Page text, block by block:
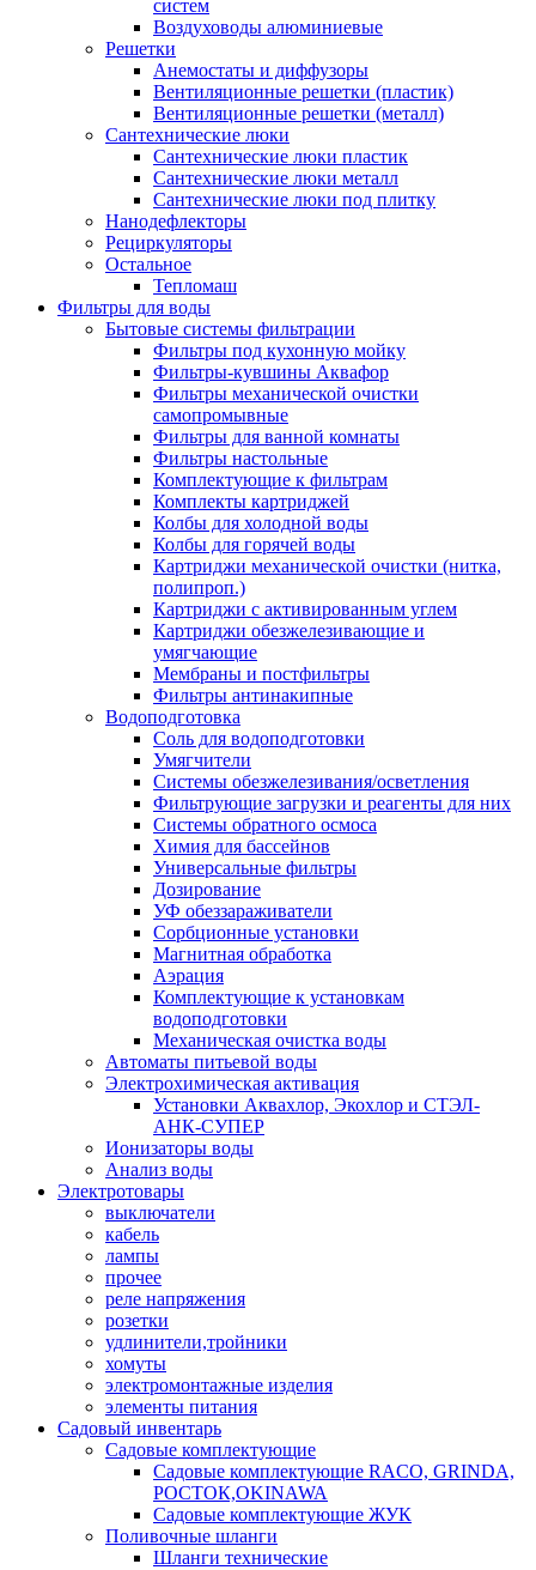
систем
Воздуховоды алюминиевые
Решетки
Анемостаты и диффузоры
Вентиляционные решетки (пластик)
Вентиляционные решетки (металл)
Сантехнические люки
Сантехнические люки пластик
Сантехнические люки металл
Сантехнические люки под плитку
Нанодефлекторы
Рециркуляторы
Остальное
Тепломаш
Фильтры для воды
Бытовые системы фильтрации
Фильтры под кухонную мойку
Фильтры-кувшины Аквафор
Фильтры механической очистки
самопромывные
Фильтры для ванной комнаты
Фильтры настольные
Комплектующие к фильтрам
Комплекты картриджей
Колбы для холодной воды
Колбы для горячей воды
Картриджи механической очистки (нитка,
полипроп.)
Картриджи с активированным углем
Картриджи обезжелезивающие и
умягчающие
Мембраны и постфильтры
Фильтры антинакипные
Водоподготовка
Соль для водоподготовки
Умягчители
Системы обезжелезивания/осветления
Фильтрующие загрузки и реагенты для них
Системы обратного осмоса
Химия для бассейнов
Универсальные фильтры
Дозирование
УФ обеззараживатели
Сорбционные установки
Магнитная обработка
Аэрация
Комплектующие к установкам
водоподготовки
Механическая очистка воды
Автоматы питьевой воды
Электрохимическая активация
Установки Аквахлор, Экохлор и СТЭЛ-
АНК-СУПЕР
Ионизаторы воды
Анализ воды
Электротовары
выключатели
кабель
лампы
прочее
реле напряжения
розетки
удлинители,тройники
хомуты
электромонтажные изделия
элементы питания
Садовый инвентарь
Садовые комплектующие
Садовые комплектующие RACO, GRINDA,
РОСТОК,OKINAWA
Садовые комплектующие ЖУК
Поливочные шланги
Шланги технические